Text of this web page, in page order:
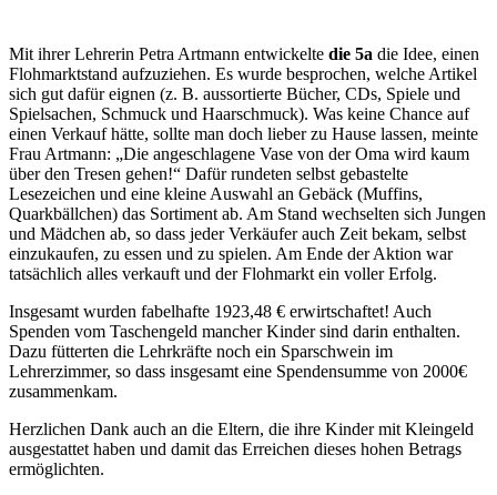
Mit ihrer Lehrerin Petra Artmann entwickelte die 5a die Idee, einen
Flohmarktstand aufzuziehen. Es wurde besprochen, welche Artikel
sich gut dafür eignen (z. B. aussortierte Bücher, CDs, Spiele und
Spielsachen, Schmuck und Haarschmuck). Was keine Chance auf
einen Verkauf hätte, sollte man doch lieber zu Hause lassen, meinte
Frau Artmann: „Die angeschlagene Vase von der Oma wird kaum
über den Tresen gehen!“ Dafür rundeten selbst gebastelte
Lesezeichen und eine kleine Auswahl an Gebäck (Muffins,
Quarkbällchen) das Sortiment ab. Am Stand wechselten sich Jungen
und Mädchen ab, so dass jeder Verkäufer auch Zeit bekam, selbst
einzukaufen, zu essen und zu spielen. Am Ende der Aktion war
tatsächlich alles verkauft und der Flohmarkt ein voller Erfolg.
Insgesamt wurden fabelhafte 1923,48 € erwirtschaftet! Auch
Spenden vom Taschengeld mancher Kinder sind darin enthalten.
Dazu fütterten die Lehrkräfte noch ein Sparschwein im
Lehrerzimmer, so dass insgesamt eine Spendensumme von 2000€
zusammenkam.
Herzlichen Dank auch an die Eltern, die ihre Kinder mit Kleingeld
ausgestattet haben und damit das Erreichen dieses hohen Betrags
ermöglichten.